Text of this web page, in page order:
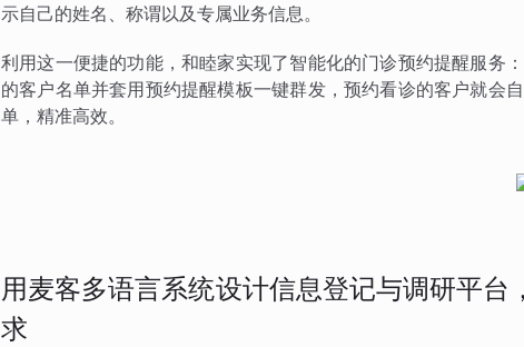
示自己的姓名、称谓以及专属业务信息。
利用这一便捷的功能，和睦家实现了智能化的门诊预约提醒服务
的客户名单并套用预约提醒模板一键群发，预约看诊的客户就会
单，精准高效。
用麦客多语言系统设计信息登记与调研平
求